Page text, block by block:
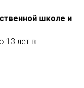
школе и
13 лет в